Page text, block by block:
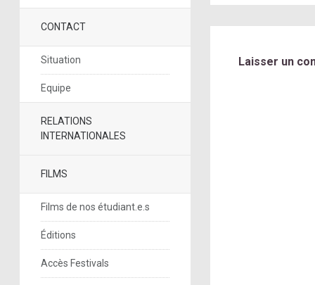
CONTACT
Situation
Equipe
RELATIONS
INTERNATIONALES
FILMS
Films de nos étudiant.e.s
Éditions
Accès Festivals
Laisser un